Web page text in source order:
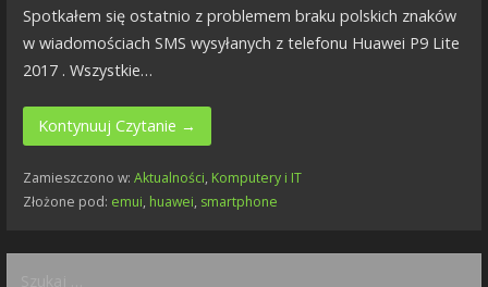
Spotkałem się ostatnio z problemem braku polskich znaków
w wiadomościach SMS wysyłanych z telefonu Huawei P9 Lite
2017 . Wszystkie…
Kontynuuj Czytanie →
Zamieszczono w: Aktualności, Komputery i IT
Złożone pod: emui, huawei, smartphone